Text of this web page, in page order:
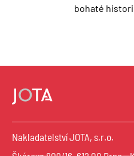
bohaté
Nakladatelství JOTA, s.r.o.